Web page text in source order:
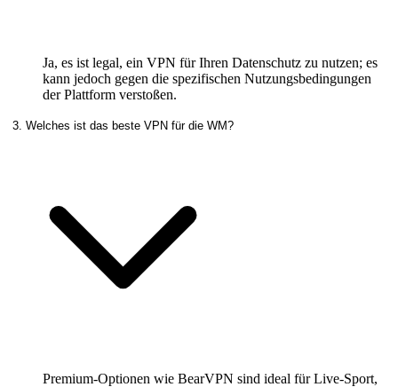
Ja, es ist legal, ein VPN für Ihren Datenschutz zu nutzen; es
kann jedoch gegen die spezifischen Nutzungsbedingungen
der Plattform verstoßen.
3. Welches ist das beste VPN für die WM?
Premium-Optionen wie BearVPN sind ideal für Live-Sport,